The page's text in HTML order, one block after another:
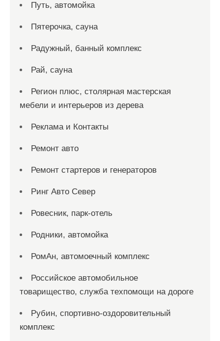
Путь, автомойка
Пятерочка, сауна
Радужный, банный комплекс
Рай, сауна
Регион плюс, столярная мастерская
мебели и интерьеров из дерева
Реклама и Контакты
Ремонт авто
Ремонт стартеров и генераторов
Ринг Авто Север
Ровесник, парк-отель
Родники, автомойка
РомАн, автомоечный комплекс
Российское автомобильное
товарищество, служба техпомощи на дороге
Рубин, спортивно-оздоровительный
комплекс